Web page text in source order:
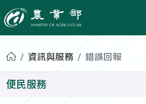
農業部
首頁資訊與服務 錯誤回報
便民服務